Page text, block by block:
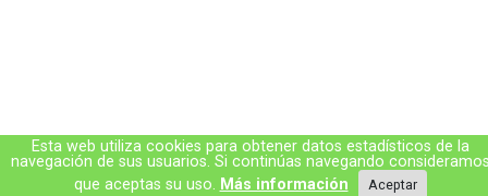
Esta web utiliza cookies para obtener datos estadísticos de la
navegación de sus usuarios. Si continúas navegando
que aceptas su uso. Más información Aceptar